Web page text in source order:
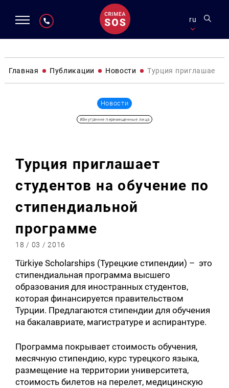
ru
Главная Публикации Новости Турция приглашает
Новости
#Внутренне перемещенные лица
Турция приглашает
студентов на обучение по
стипендиальной
программе
18 / 03 / 2016
Türkiye Scholarships (Турецкие стипендии) – это
стипендиальная программа высшего
образования для иностранных студентов,
которая финансируется правительством
Турции. Предлагаются стипендии для обучения
на бакалавриате, магистратуре и аспирантуре.
Программа покрывает стоимость обучения,
месячную стипендию, курс турецкого языка,
размещение на территории университета,
стоимость билетов на перелет, медицинскую